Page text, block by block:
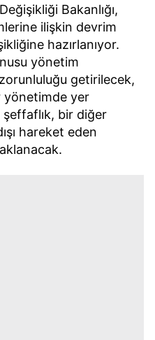
Bakanlığı,
ilişkin devrim
hazırlanıyor.
yönetim
getirilecek,
yönetimde yer
bir diğer
hareket eden